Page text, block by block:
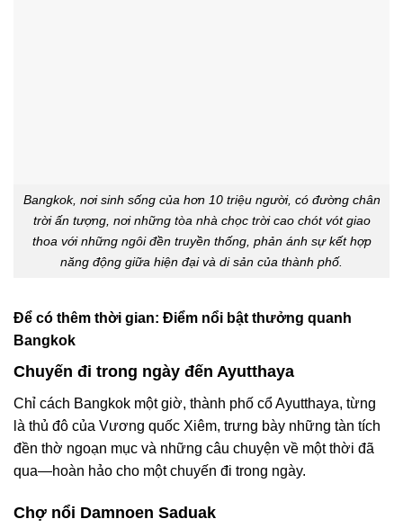
Bangkok, nơi sinh sống của hơn 10 triệu người, có đường chân
trời ấn tượng, nơi những tòa nhà chọc trời cao chót vót giao
thoa với những ngôi đền truyền thống, phản ánh sự kết hợp
năng động giữa hiện đại và di sản của thành phố.
Để có thêm thời gian: Điểm nổi bật thưởng quanh
Bangkok
Chuyến đi trong ngày đến Ayutthaya
Chỉ cách Bangkok một giờ, thành phố cổ Ayutthaya, từng
là thủ đô của Vương quốc Xiêm, trưng bày những tàn tích
đền thờ ngoạn mục và những câu chuyện về một thời đã
qua—hoàn hảo cho một chuyến đi trong ngày.
Chợ nổi Damnoen Saduak